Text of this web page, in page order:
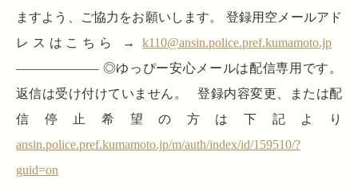
ますよう、ご協力をお願いします。 登録用空メールアド
レスはこちら →k110@ansin.police.pref.kumamoto.jp
——————– ◎ゆっぴー安心メールは配信専用です。
返信は受け付けていません。 登録内容変更、または配
信停止希望の方は下記より
ansin.police.pref.kumamoto.jp/m/auth/index/id/159510/?
guid=on